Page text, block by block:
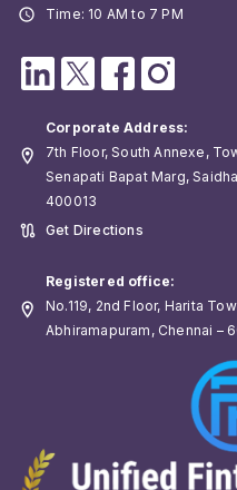
Time: 10 AM to 7 PM
Corporate Address:
7th Floor, South Annexe,
Senapati Bapat Marg,
400013
Get Directions
Registered office:
No.119, 2nd Floor, Harita
Abhiramapuram, Chennai –